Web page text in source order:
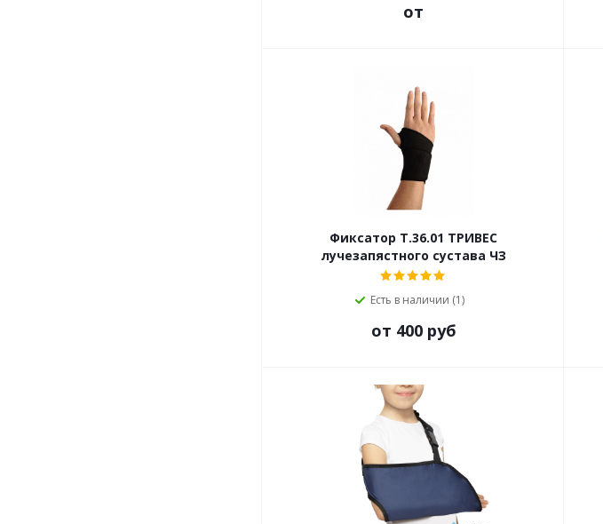
от
Фиксатор Т.36.01 ТРИВЕС
лучезапястного сустава ЧЗ
Есть в наличии (1)
от 400 руб